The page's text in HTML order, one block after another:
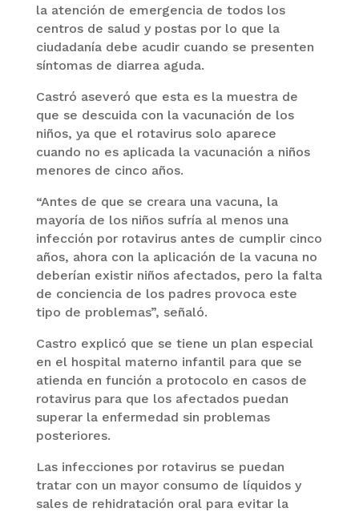
la atención de emergencia de todos los
centros de salud y postas por lo que la
ciudadanía debe acudir cuando se presenten
síntomas de diarrea aguda.
Castró aseveró que esta es la muestra de
que se descuida con la vacunación de los
niños, ya que el rotavirus solo aparece
cuando no es aplicada la vacunación a niños
menores de cinco años.
“Antes de que se creara una vacuna, la
mayoría de los niños sufría al menos una
infección por rotavirus antes de cumplir cinco
años, ahora con la aplicación de la vacuna no
deberían existir niños afectados, pero la falta
de conciencia de los padres provoca este
tipo de problemas”, señaló.
Castro explicó que se tiene un plan especial
en el hospital materno infantil para que se
atienda en función a protocolo en casos de
rotavirus para que los afectados puedan
superar la enfermedad sin problemas
posteriores.
Las infecciones por rotavirus se puedan
tratar con un mayor consumo de líquidos y
sales de rehidratación oral para evitar la